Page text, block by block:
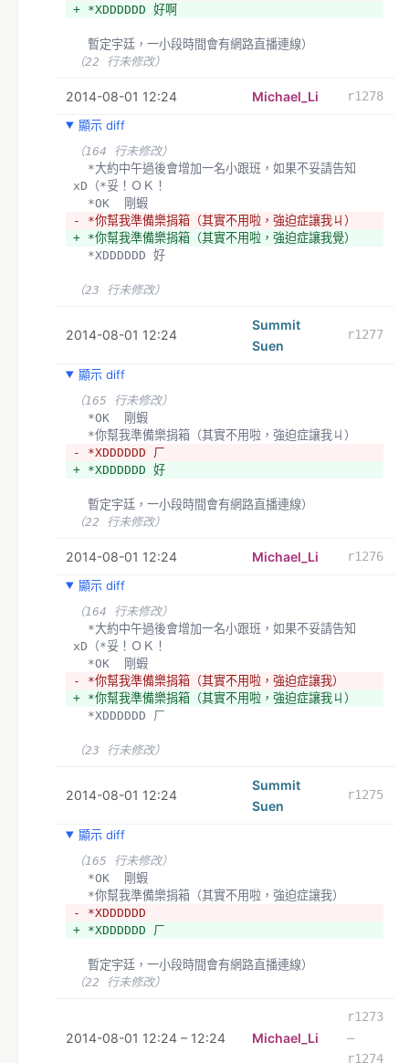
+ *XDDDDDD 好啊
  暫定宇廷，一小段時間會有網路直播連線）
（22 行未修改）
2014-08-01 12:24 Michael_Li
r1278
顯示 diff
（164 行未修改）
xD（*妥！ＯＫ！
  *OK  剛蝦
- *你幫我準備樂捐箱（其實不用啦，強迫症讓我ㄐ）
+ *你幫我準備樂捐箱（其實不用啦，強迫症讓我覺）
  *XDDDDDD 好
（23 行未修改）
2014-08-01 12:24
Summit
Suen
r1277
顯示 diff
（165 行未修改）
  *OK  剛蝦
  *你幫我準備樂捐箱（其實不用啦，強迫症讓我ㄐ）
- *XDDDDDD ㄏ
+ *XDDDDDD 好
  暫定宇廷，一小段時間會有網路直播連線）
（22 行未修改）
2014-08-01 12:24 Michael_Li
r1276
顯示 diff
（164 行未修改）
xD（*妥！ＯＫ！
  *OK  剛蝦
- *你幫我準備樂捐箱（其實不用啦，強迫症讓我）
+ *你幫我準備樂捐箱（其實不用啦，強迫症讓我ㄐ）
  *XDDDDDD ㄏ
（23 行未修改）
2014-08-01 12:24
Summit
Suen
r1275
顯示 diff
（165 行未修改）
  *OK  剛蝦
  *你幫我準備樂捐箱（其實不用啦，強迫症讓我）
- *XDDDDDD
+ *XDDDDDD ㄏ
  暫定宇廷，一小段時間會有網路直播連線）
（22 行未修改）
2014-08-01 12:24 – 12:24 Michael_Li
r1273
–
r1274